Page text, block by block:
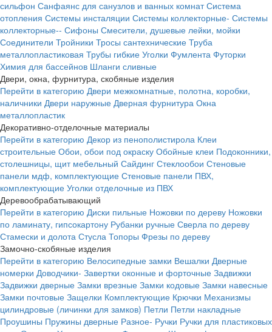
сильфон Санфаянс для санузлов и ванных комнат Система
отопления Системы инсталяции Системы коллекторные- Системы
коллекторные-- Сифоны Смесители, душевые лейки, мойки
Соединители Тройники Тросы сантехнические Труба
металлопластиковая Трубы гибкие Уголки Фумлента Футорки
Химия для бассейнов Шланги сливные
Двери, окна, фурнитура, скобяные изделия
Перейти в категорию Двери межкомнатные, полотна, коробки,
наличники Двери наружные Дверная фурнитура Окна
металлопластик
Декоративно-отделочные материалы
Перейти в категорию Декор из пенополистирола Клеи
строительные Обои, обои под окраску Обойные клеи Подоконники,
столешницы, щит мебельный Сайдинг Стеклообои Стеновые
панели мдф, комплектующие Стеновые панели ПВХ,
комплектующие Уголки отделочные из ПВХ
Деревообрабатывающий
Перейти в категорию Диски пильные Ножовки по дереву Ножовки
по ламинату, гипсокартону Рубанки ручные Сверла по дереву
Стамески и долота Стусла Топоры Фрезы по дереву
Замочно-скобяные изделия
Перейти в категорию Велосипедные замки Вешалки Дверные
номерки Доводчики- Завертки оконные и форточные Задвижки
Задвижки дверные Замки врезные Замки кодовые Замки навесные
Замки почтовые Защелки Комплектующие Крючки Механизмы
цилиндровые (личинки для замков) Петли Петли накладные
Проушины Пружины дверные Разное- Ручки Ручки для пластиковых